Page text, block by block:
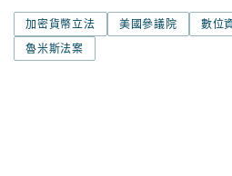
加密貨幣立法 美國參議院 數位
魯米斯法案
今日熱門
Google
今日熱門